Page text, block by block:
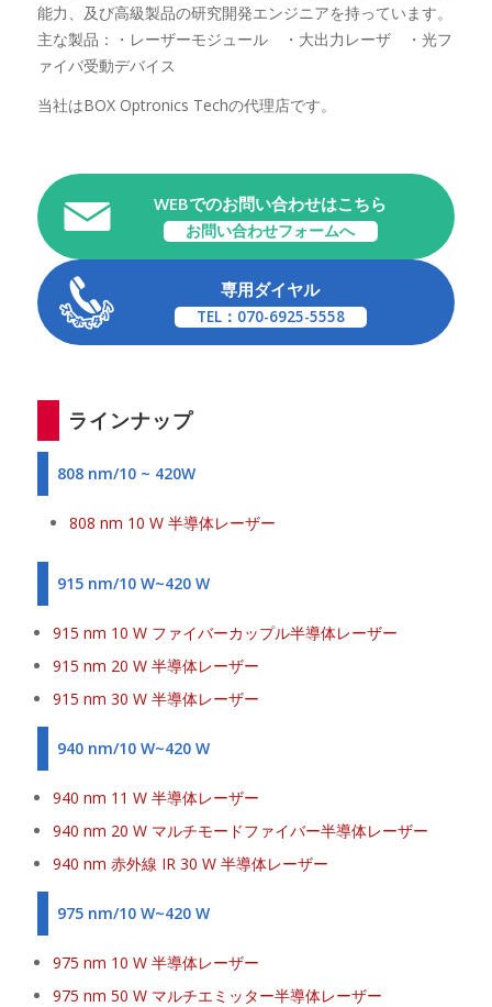
能力、及び高級製品の研究開発エンジニアを持っています。
主な製品：・レーザーモジュール ・大出力レーザ ・光フ
ァイバ受動デバイス
当社はBOX Optronics Techの代理店です。
WEBでのお問い合わせはこちら
お問い合わせフォームへ
専用ダイヤル
TEL：070-6925-5558
ラインナップ
808 nm/10 ~ 420W
808 nm 10 W 半導体レーザー
915 nm/10 W~420 W
915 nm 10 W ファイバーカップル半導体レーザー
915 nm 20 W 半導体レーザー
915 nm 30 W 半導体レーザー
940 nm/10 W~420 W
940 nm 11 W 半導体レーザー
940 nm 20 W マルチモードファイバー半導体レーザー
940 nm 赤外線 IR 30 W 半導体レーザー
975 nm/10 W~420 W
975 nm 10 W 半導体レーザー
975 nm 50 W マルチエミッター半導体レーザー